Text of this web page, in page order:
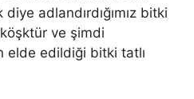
adlandırdığımız bitki
ve şimdi
elde edildiği bitki tatlı